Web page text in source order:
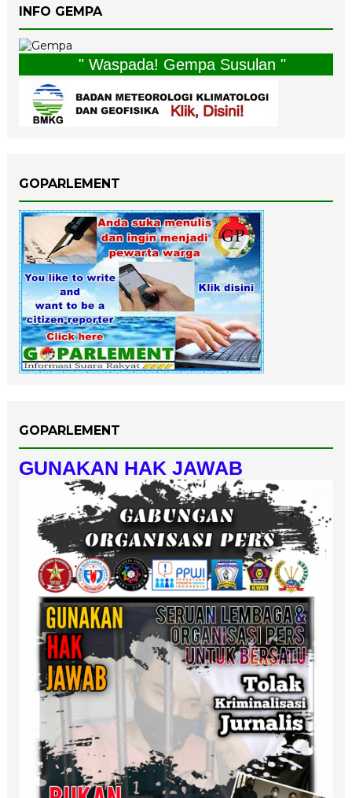
INFO GEMPA
" Waspada! Gempa Susulan "
GOPARLEMENT
GOPARLEMENT
GUNAKAN HAK JAWAB